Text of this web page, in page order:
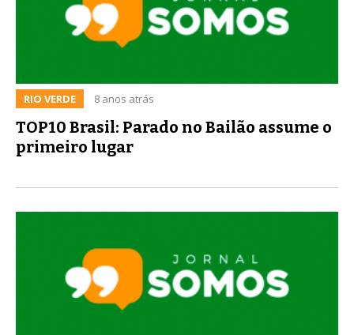
RIO VERDE 8 anos atrás
TOP10 Brasil: Parado no Bailão assume o
primeiro lugar